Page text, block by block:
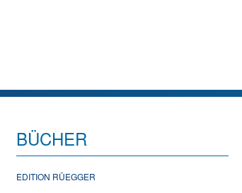
BÜCHER
EDITION RÜEGGER